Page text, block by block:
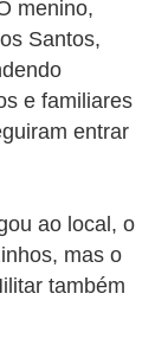
menino,
Santos,
e familiares
entrar
ao local, o
mas o
também